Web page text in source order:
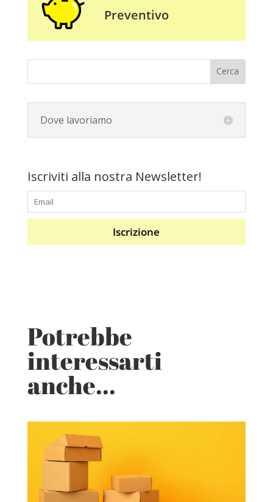
Preventivo
Dove lavoriamo
Iscriviti alla nostra Newsletter!
Iscrizione
Potrebbe
interessarti
anche...